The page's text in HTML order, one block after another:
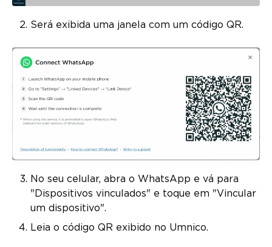
Será exibida uma janela com um código QR.
No seu celular, abra o WhatsApp e vá para
"Dispositivos vinculados" e toque em "Vincular
um dispositivo".
Leia o código QR exibido no Umnico.